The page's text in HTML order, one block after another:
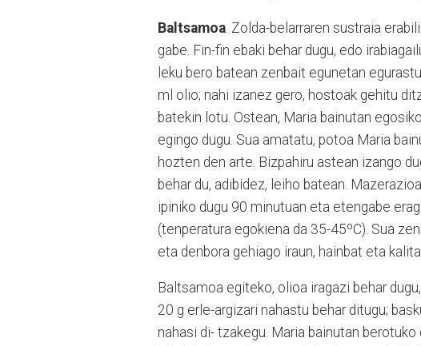
Baltsamoa . Zolda-belarraren sustraia
gabe. Fin-fin ebaki behar dugu, edo
leku bero batean zenbait egunetan
ml olio; nahi izanez gero, hostoak gehitu
batekin lotu. Ostean, Maria bainutan
egingo dugu. Sua amatatu, potoa Maria
hozten den arte. Bizpahiru astean izango
behar du, adibidez, leiho batean.
ipiniko dugu 90 minutuan eta etengabe
(tenperatura egokiena da 35-45ºC). Sua
eta denbora gehiago iraun, hainbat eta
Baltsamoa egiteko, olioa iragazi behar
20 g erle-argizari nahastu behar ditugu;
nahasi di- tzakegu. Maria bainutan